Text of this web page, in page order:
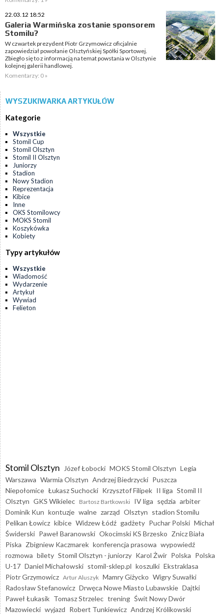
22.03.12 18:52
Galeria Warmińska zostanie sponsorem
Stomilu?
W czwartek prezydent Piotr Grzymowicz oficjalnie
zapowiedział powołanie Olsztyńskiej Spółki Sportowej.
Zbiegło się to z informacją na temat powstania w Olsztynie
kolejnej galerii handlowej.
Komentarzy: 0 »
WYSZUKIWARKA ARTYKUŁÓW
Kategorie
Wszystkie
Stomil Cup
Stomil Olsztyn
Stomil II Olsztyn
Juniorzy
Stadion
Nowy Stadion
Reprezentacja
Kibice
Inne
OKS Stomilowcy
MOKS Stomil
Koszykówka
Kobiety
Typy artykułów
Wszystkie
Wiadomość
Wydarzenie
Artykuł
Wywiad
Felieton
Stomil Olsztyn Józef Łobocki MOKS Stomil Olsztyn Legia
Warszawa Warmia Olsztyn Andrzej Biedrzycki Puszcza
Niepołomice Łukasz Suchocki Krzysztof Filipek II liga Stomil II
Olsztyn GKS Wikielec Bartosz Bartkowski IV liga sędzia arbiter
Dominik Kun kontuzje walne zarząd Olsztyn stadion Stomilu
Pelikan Łowicz kibice Widzew Łódź gadżety Puchar Polski Michał
Świderski Paweł Baranowski Okocimski KS Brzesko Znicz Biała
Piska Zbigniew Kaczmarek konferencja prasowa wypowiedź
rozmowa bilety Stomil Olsztyn - juniorzy Karol Żwir Polska Polska
U-17 Daniel Michałowski stomil-sklep.pl koszulki Ekstraklasa
Piotr Grzymowicz Artur Aluszyk Mamry Giżycko Wigry Suwałki
Radosław Stefanowicz Drwęca Nowe Miasto Lubawskie Dajtki
Paweł Łukasik Tomasz Strzelec trening Świt Nowy Dwór
Mazowiecki wyjazd Robert Tunkiewicz Andrzej Królikowski